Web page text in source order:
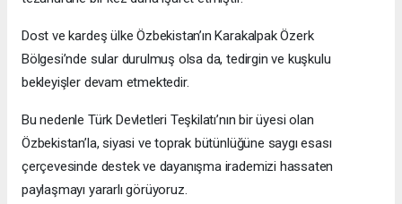
Dost ve kardeş ülke Özbekistan’ın Karakalpak Özerk
Bölgesi’nde sular durulmuş olsa da, tedirgin ve kuşkulu
bekleyişler devam etmektedir.
Bu nedenle Türk Devletleri Teşkilatı’nın bir üyesi olan
Özbekistan’la, siyasi ve toprak bütünlüğüne saygı esası
çerçevesinde destek ve dayanışma irademizi hassaten
paylaşmayı yararlı görüyoruz.